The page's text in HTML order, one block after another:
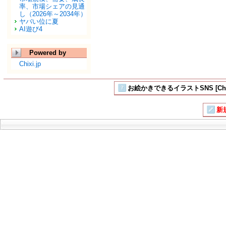
率、市場シェアの見通
し（2026年～2034年）
ヤバい位に夏
AI遊び4
Powered by
Chixi.jp
お絵かきできるイラストSNS
新